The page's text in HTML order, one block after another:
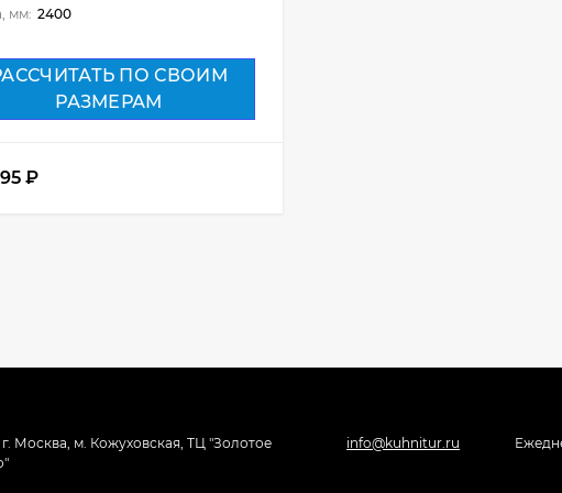
мм: 2400
ПО СВОИМ
РАЗМЕРАМ
₽
Москва, м. Кожуховская, ТЦ "Золотое
info@kuhnitur.ru